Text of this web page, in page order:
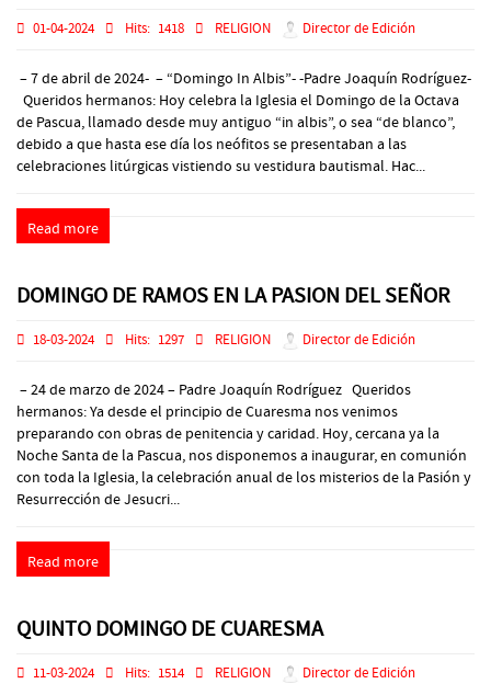
01-04-2024 Hits: 1418 RELIGION Director de Edición
– 7 de abril de 2024- – “Domingo In Albis”- -Padre Joaquín Rodríguez-
Queridos hermanos: Hoy celebra la Iglesia el Domingo de la Octava
de Pascua, llamado desde muy antiguo “in albis”, o sea “de blanco”,
debido a que hasta ese día los neófitos se presentaban a las
celebraciones litúrgicas vistiendo su vestidura bautismal. Hac...
Read more
DOMINGO DE RAMOS EN LA PASION DEL SEÑOR
18-03-2024 Hits: 1297 RELIGION Director de Edición
– 24 de marzo de 2024 – Padre Joaquín Rodríguez Queridos
hermanos: Ya desde el principio de Cuaresma nos venimos
preparando con obras de penitencia y caridad. Hoy, cercana ya la
Noche Santa de la Pascua, nos disponemos a inaugurar, en comunión
con toda la Iglesia, la celebración anual de los misterios de la Pasión y
Resurrección de Jesucri...
Read more
QUINTO DOMINGO DE CUARESMA
11-03-2024 Hits: 1514 RELIGION Director de Edición